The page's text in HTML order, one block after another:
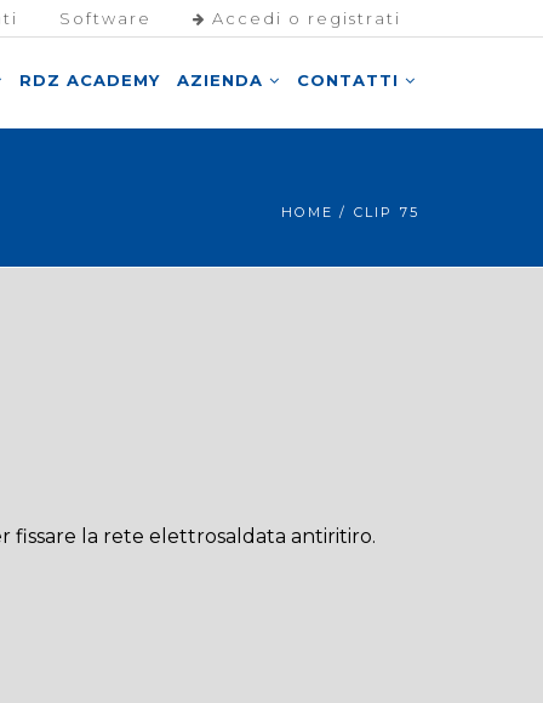
Software Accedi o registrati
RDZ ACADEMY AZIENDA CONTATTI
HOME / CLIP 75
fissare la rete elettrosaldata antiritiro.